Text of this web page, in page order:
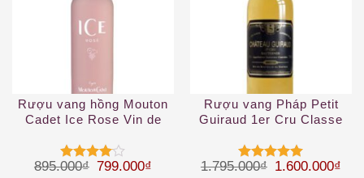
Rượu vang hồng Mouton
Cadet Ice Rose Vin de
Được
895.000₫ Giá gốc là: 895.000₫.
799.000₫ Giá hiện tại là: 799.000₫.
Rượu vang Pháp Petit
Guiraud 1er Cru Classe
Được xếp
1.795.000₫ Giá gốc là:
1.600.000₫